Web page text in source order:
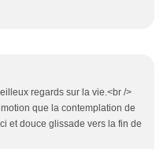
regards sur la vie.<br />
que la contemplation de
et douce glissade vers la fin de